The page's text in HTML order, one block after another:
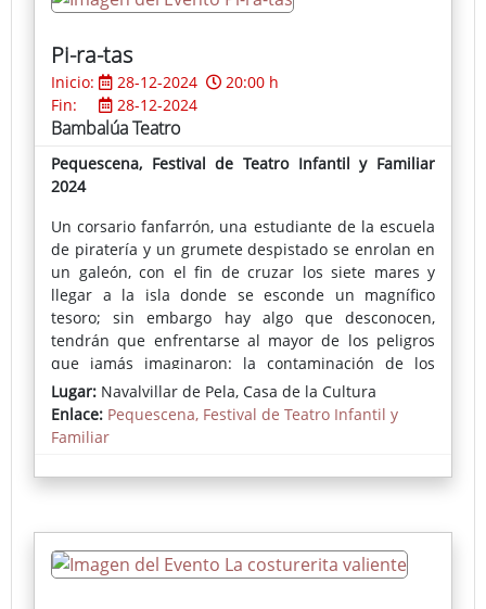
Pi-ra-tas
Inicio: 28-12-2024
20:00 h
Fin:
28-12-2024
Bambalúa Teatro
Pequescena, Festival de Teatro Infantil y Familiar
2024
Un corsario fanfarrón, una estudiante de la escuela
de piratería y un grumete despistado se enrolan en
un galeón, con el fin de cruzar los siete mares y
llegar a la isla donde se esconde un magnífico
tesoro; sin embargo hay algo que desconocen,
tendrán que enfrentarse al mayor de los peligros
que jamás imaginaron: la contaminación de los
mares.
Las aventuras de nuestros piratas discurren en
diferentes ambientes: la taberna del puerto, el
puerto, el galeón pirata, la isla, el torreón maldito...
e irán encontrando las pistas que les ayuden a
entender qué está pasando.
Lugar: Navalvillar de Pela, Casa de la Cultura
Enlace: Pequescena, Festival de Teatro Infantil y
Familiar